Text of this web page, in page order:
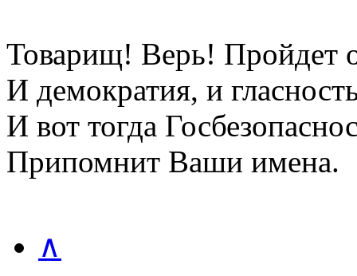
Товарищ! Верь! Пройдет
И демократия, и
И вот тогда
Припомнит Ваши имена.
∧